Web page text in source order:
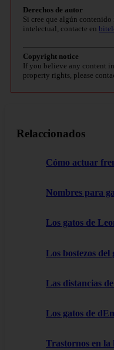
Derechos de autor
Si cree que algún
intelectual, contacte en
Copyright notice
If you believe any content
property rights, please
Relaccionados
Cómo actuar
Nombres para
Los gatos de
Los bostezos del
Las distancias
Los gatos de
Trastornos en la